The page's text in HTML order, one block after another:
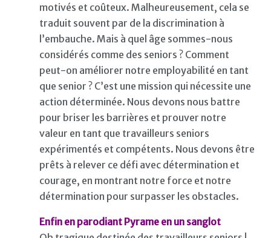
motivés et coûteux. Malheureusement, cela se
traduit souvent par de la discrimination à
l’embauche. Mais à quel âge sommes-nous
considérés comme des seniors ? Comment
peut-on améliorer notre employabilité en tant
que senior ? C’est une mission qui nécessite une
action déterminée. Nous devons nous battre
pour briser les barrières et prouver notre
valeur en tant que travailleurs seniors
expérimentés et compétents. Nous devons être
prêts à relever ce défi avec détermination et
courage, en montrant notre force et notre
détermination pour surpasser les obstacles.
Enfin en parodiant Pyrame en un sanglot